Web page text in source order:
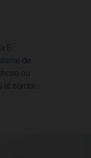
E-
de
ou
sombres